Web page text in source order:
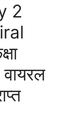
2
वायरल